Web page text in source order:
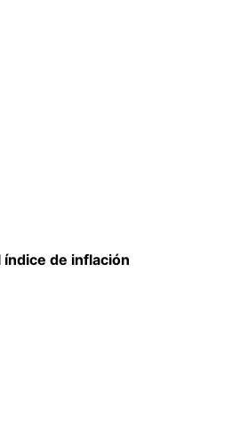
índice de inflación